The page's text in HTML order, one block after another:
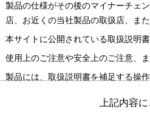
製品の仕様がその後のマイナーチェ
店、お近くの当社製品の取扱店、ま
本サイトに公開されている取扱説明
使用上のご注意や安全上のご注意、
製品には、取扱説明書を補足する操
本サイトのサービスは予告なく中止
上記内容